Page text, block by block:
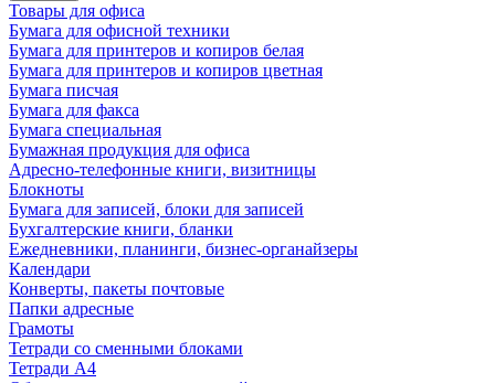
Товары для офиса
Бумага для офисной техники
Бумага для принтеров и копиров белая
Бумага для принтеров и копиров цветная
Бумага писчая
Бумага для факса
Бумага специальная
Бумажная продукция для офиса
Адресно-телефонные книги, визитницы
Блокноты
Бумага для записей, блоки для записей
Бухгалтерские книги, бланки
Ежедневники, планинги, бизнес-органайзеры
Календари
Конверты, пакеты почтовые
Папки адресные
Грамоты
Тетради со сменными блоками
Тетради А4